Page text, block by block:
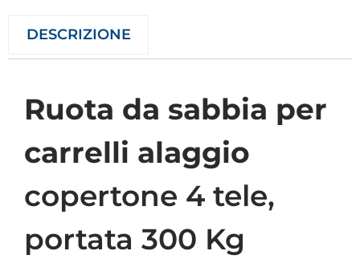
DESCRIZIONE
Ruota da sabbia per
carrelli alaggio
copertone 4 tele,
portata 300 Kg